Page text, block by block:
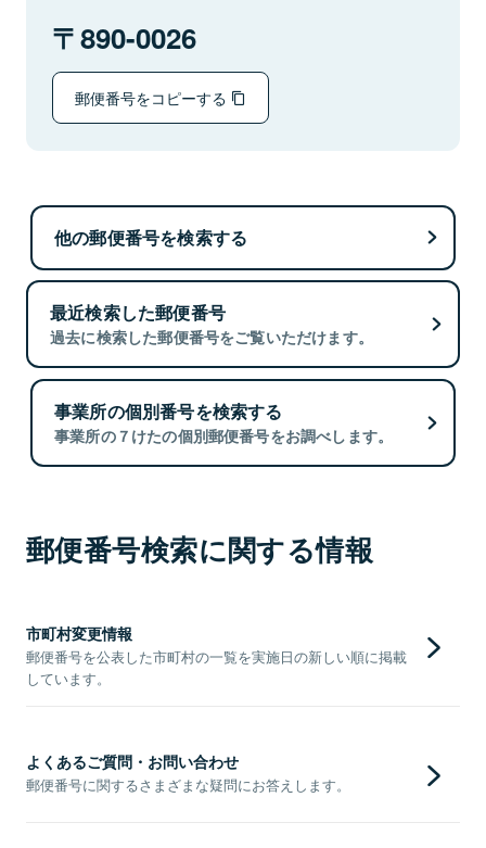
890-0026
郵便番号をコピーする
他の郵便番号を検索する
最近検索した郵便番号
過去に検索した郵便番号をご覧いただけます。
事業所の個別番号を検索する
事業所の７けたの個別郵便番号をお調べします。
郵便番号検索に関する情報
市町村変更情報
郵便番号を公表した市町村の一覧を実施日の新しい順に掲載
しています。
よくあるご質問・お問い合わせ
郵便番号に関するさまざまな疑問にお答えします。